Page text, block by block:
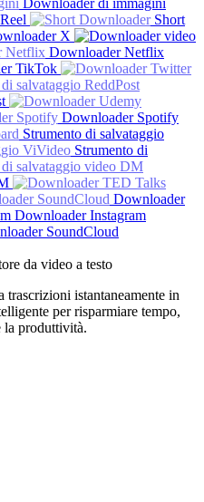
Short
X
Downloader Netflix
TikTok
Downloader Spotify
Strumento di salvataggio
Strumento di
Downloader
Downloader Instagram
SoundCloud
da video a testo
trascrizioni istantaneamente in
per risparmiare tempo,
la produttività.